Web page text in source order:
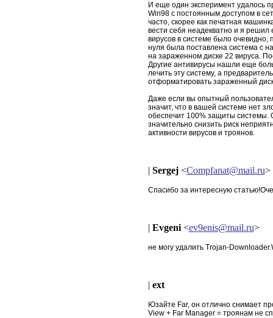
И еще один эксперимент удалось
Win98 с постоянным доступом в
часто, скорее как печатная
вести себя неадекватно и я решил
вирусов в системе было
нуля была поставлена система с
на зараженном диске 22 вируса.
Другие антивирусы нашли еще
лечить эту систему, а
отформатировать зараженный
Даже если вы опытный
значит, что в вашей системе нет
обеспечит 100% защиты
значительно снизить риск
активности вирусов и троянов.
| Sergej<Compfanat@mail.ru>
Спасибо за интересную
| Evgeni<ev9enis@mail.ru>
не могу удалить Trojan-
| ext
Юзайте Far, он отлично снимает
View + Far Manager = троянам не